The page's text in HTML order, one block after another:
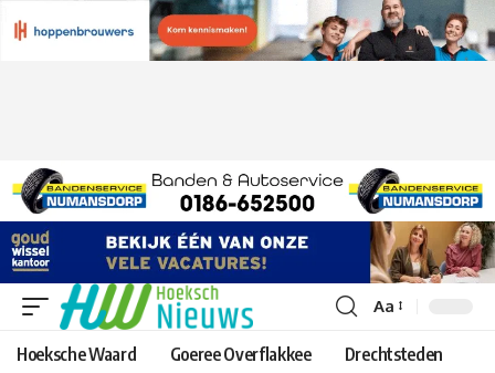
Lettergrootte
aanpassen
Aa
Hoeksche Waard Goeree Overflakkee Drechtsteden